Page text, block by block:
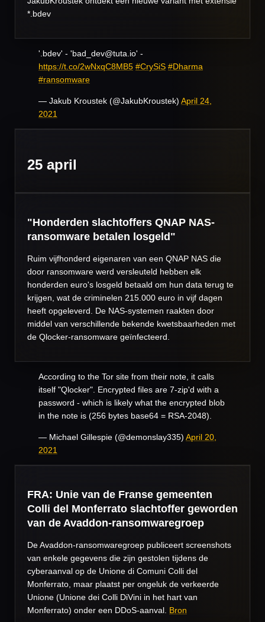
*.bdev
'.bdev' - 'bad_dev@tuta.io' -
https://t.co/2wNxqC8MB5 #CrySiS #Dharma
#ransomware
— Jakub Kroustek (@JakubKroustek) April 24,
2021
25 april
"Honderden slachtoffers QNAP NAS-
ransomware betalen losgeld"
Ruim vijfhonderd eigenaren van een QNAP NAS die
door ransomware werd versleuteld hebben elk
honderden euro's losgeld betaald om hun data terug te
krijgen, wat de criminelen 215.000 euro in vijf dagen
heeft opgeleverd. De NAS-systemen raakten door
middel van verschillende bekende kwetsbaarheden met
de Qlocker-ransomware geïnfecteerd.
According to the Tor site from their note, it calls
itself "Qlocker". Encrypted files are 7-zip'd with a
password - which is likely what the encrypted blob
in the note is (256 bytes base64 = RSA-2048).
— Michael Gillespie (@demonslay335) April 20,
2021
FRA: Unie van de Franse gemeenten
Colli del Monferrato slachtoffer geworden
van de Avaddon-ransomwaregroep
De Avaddon-ransomwaregroep publiceert screenshots
van enkele gegevens die zijn gestolen tijdens de
cyberaanval op de Unione di Comuni Colli del
Monferrato, maar plaatst per ongeluk de verkeerde
Unione (Unione dei Colli DiVini in het hart van
Monferrato) onder een DDoS-aanval. Bron